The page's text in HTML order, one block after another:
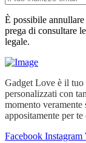
È possibile
prega di consultare
legale.
Gadget Love è il
personalizzati con
momento veramente
appositamente per
Facebook Instagram